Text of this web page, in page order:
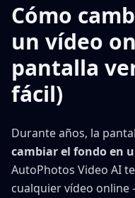
Cómo
un vídeo
pantalla
fácil)
Durante años, la
cambiar el fondo en
AutoPhotos Video AI
cualquier vídeo